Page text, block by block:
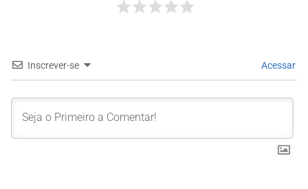
Inscrever-se Acessar